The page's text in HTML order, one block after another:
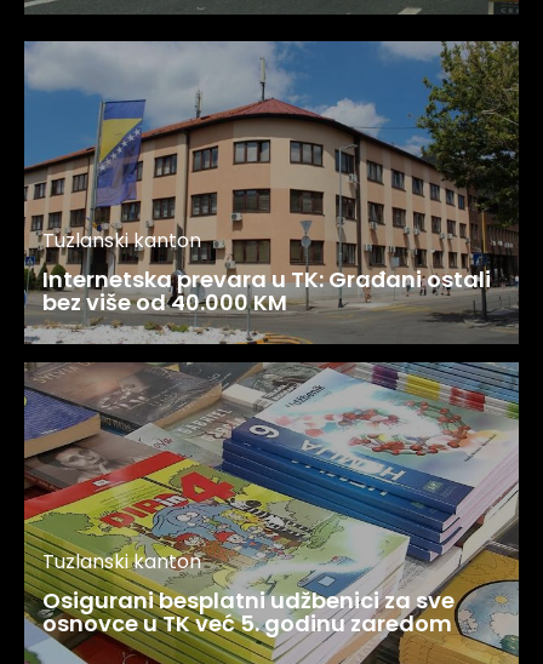
Tuzlanski kanton
Internetska prevara u TK: Građani ostali
bez više od 40.000 KM
Tuzlanski kanton
Osigurani besplatni udžbenici za sve
osnovce u TK već 5. godinu zaredom